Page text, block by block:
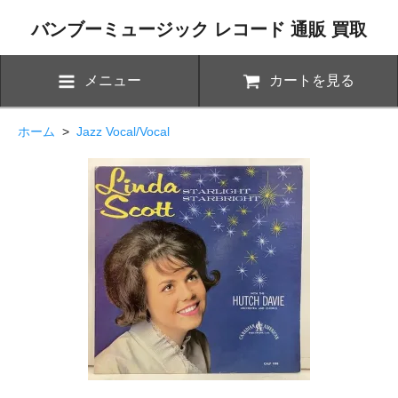
バンブーミュージック レコード 通販 買取
メニュー カートを見る
ホーム > Jazz Vocal/Vocal